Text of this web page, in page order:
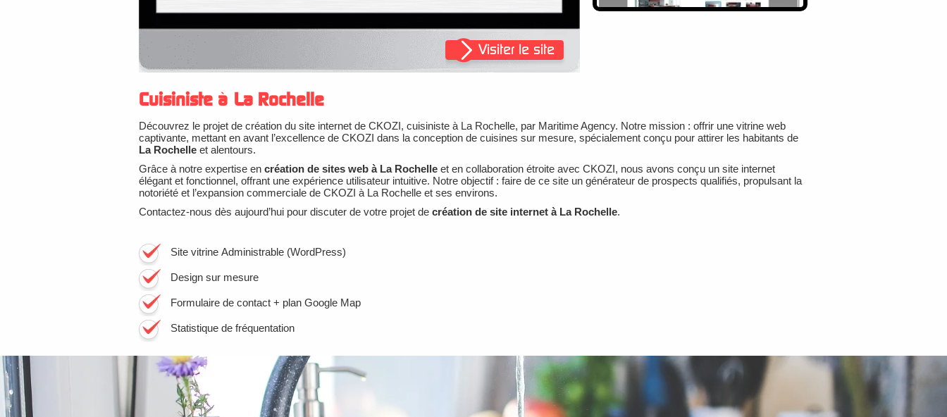
Visiter le site
Cuisiniste à La Rochelle
Découvrez le projet de création du site internet de CKOZI, cuisiniste à La Rochelle, par Maritime Agency. Notre mission : offrir une vitrine web
captivante, mettant en avant l’excellence de CKOZI dans la conception de cuisines sur mesure, spécialement conçu pour attirer les habitants de
La Rochelle et alentours.
Grâce à notre expertise en création de sites web à La Rochelle et en collaboration étroite avec CKOZI, nous avons conçu un site internet
élégant et fonctionnel, offrant une expérience utilisateur intuitive. Notre objectif : faire de ce site un générateur de prospects qualifiés, propulsant la
notoriété et l’expansion commerciale de CKOZI à La Rochelle et ses environs.
Contactez-nous dès aujourd’hui pour discuter de votre projet de création de site internet à La Rochelle.
Site vitrine Administrable (WordPress)
Design sur mesure
Formulaire de contact + plan Google Map
Statistique de fréquentation